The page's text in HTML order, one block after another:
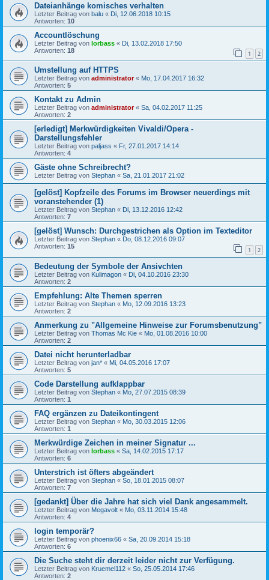
Dateianhänge komisches verhalten
Letzter Beitrag von balu « Di, 12.06.2018 10:15
Antworten: 10
Accountlöschung
Letzter Beitrag von lorbass « Di, 13.02.2018 17:50
Antworten: 18 1 2
Umstellung auf HTTPS
Letzter Beitrag von administrator« Mo, 17.04.2017 16:32
Antworten: 5
Kontakt zu Admin
Letzter Beitrag von administrator« Sa, 04.02.2017 11:25
Antworten: 2
[erledigt] Merkwürdigkeiten Vivaldi/Opera -
Darstellungsfehler
Letzter Beitrag von paljass « Fr, 27.01.2017 14:14
Antworten: 4
Gäste ohne Schreibrecht?
Letzter Beitrag von Stephan « Sa, 21.01.2017 21:02
[gelöst] Kopfzeile des Forums im Browser neuerdings mit
voranstehender (1)
Letzter Beitrag von Stephan « Di, 13.12.2016 12:42
Antworten: 7
[gelöst] Wunsch: Durchgestrichen als Option im Texteditor
Letzter Beitrag von Stephan « Do, 08.12.2016 09:07
Antworten: 15 1 2
Bedeutung der Symbole der Ansivchten
Letzter Beitrag von Kulimagon « Di, 04.10.2016 23:30
Antworten: 2
Empfehlung: Alte Themen sperren
Letzter Beitrag von Stephan « Mo, 12.09.2016 13:23
Antworten: 2
Anmerkung zu "Allgemeine Hinweise zur Forumsbenutzung"
Letzter Beitrag von Thomas Mc Kie « Mo, 01.08.2016 10:00
Antworten: 2
Datei nicht herunterladbar
Letzter Beitrag von jan* « Mi, 04.05.2016 17:07
Antworten: 5
Code Darstellung aufklappbar
Letzter Beitrag von Stephan « Mo, 27.07.2015 08:39
Antworten: 1
FAQ ergänzen zu Dateikontingent
Letzter Beitrag von Stephan « Mo, 30.03.2015 12:06
Antworten: 1
Merkwürdige Zeichen in meiner Signatur ...
Letzter Beitrag von lorbass « Sa, 14.02.2015 17:17
Antworten: 6
Unterstrich ist öfters abgeändert
Letzter Beitrag von Stephan « So, 18.01.2015 08:07
Antworten: 7
[gedankt] Über die Jahre hat sich viel Dank angesammelt.
Letzter Beitrag von Megavolt « Mo, 03.11.2014 15:48
Antworten: 4
login temporär?
Letzter Beitrag von phoenix66 « Sa, 20.09.2014 15:18
Antworten: 6
Die Suche steht dir derzeit leider nicht zur Verfügung.
Letzter Beitrag von Kruemel112 « So, 25.05.2014 17:46
Antworten: 2